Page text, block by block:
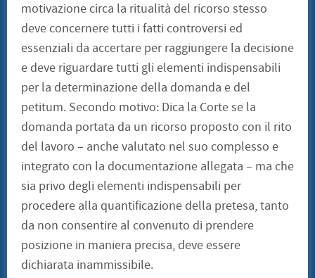
motivazione circa la ritualità del ricorso stesso
deve concernere tutti i fatti controversi ed
essenziali da accertare per raggiungere la decisione
e deve riguardare tutti gli elementi indispensabili
per la determinazione della domanda e del
petitum. Secondo motivo: Dica la Corte se la
domanda portata da un ricorso proposto con il rito
del lavoro – anche valutato nel suo complesso e
integrato con la documentazione allegata – ma che
sia privo degli elementi indispensabili per
procedere alla quantificazione della pretesa, tanto
da non consentire al convenuto di prendere
posizione in maniera precisa, deve essere
dichiarata inammissibile.